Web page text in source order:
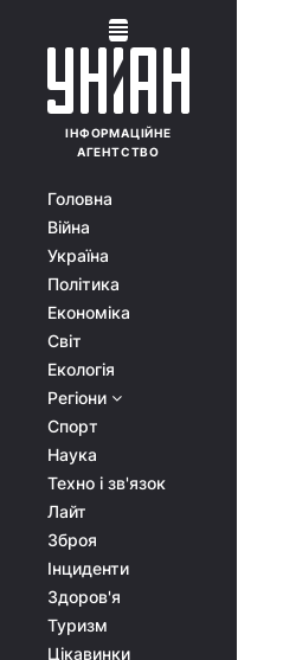
ІНФОРМАЦІЙНЕ
АГЕНТСТВО
Головна
Війна
Україна
Політика
Економіка
Світ
Екологія
Регіони
Спорт
Наука
Техно і зв'язок
Лайт
Зброя
Інциденти
Здоров'я
Туризм
Цікавинки